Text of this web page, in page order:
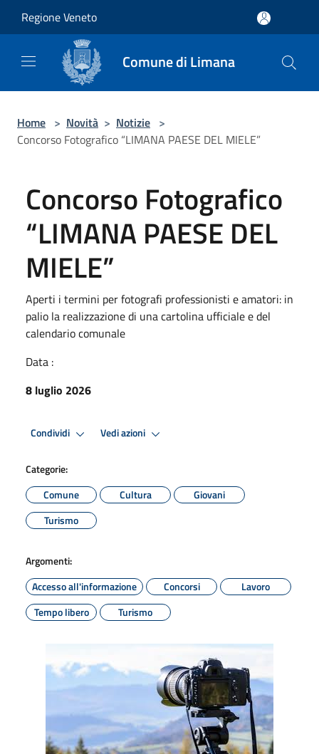
Regione Veneto
Comune di Limana
Home > Novità > Notizie >
Concorso Fotografico “LIMANA PAESE DEL MIELE”
Concorso Fotografico
“LIMANA PAESE DEL
MIELE”
Aperti i termini per fotografi professionisti e amatori: in
palio la realizzazione di una cartolina ufficiale e del
calendario comunale
Data :
8 luglio 2026
Condividi Vedi azioni
Categorie:
Comune
Cultura
Giovani
Turismo
Argomenti:
Accesso all'informazione
Concorsi
Lavoro
Tempo libero
Turismo